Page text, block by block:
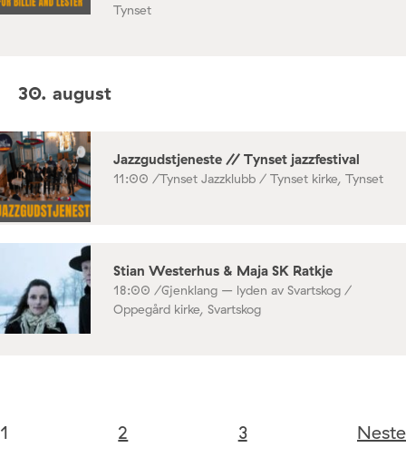
Tynset
30. august
Jazzgudstjeneste // Tynset jazzfestival
11:00 /Tynset Jazzklubb / Tynset kirke, Tynset
Stian Westerhus & Maja SK Ratkje
18:00 /Gjenklang – lyden av Svartskog /
Oppegård kirke, Svartskog
1 2 3 Neste